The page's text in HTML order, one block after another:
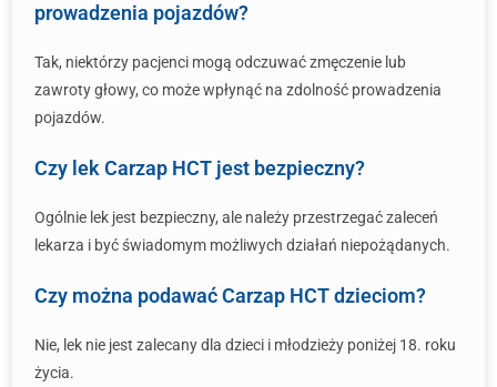
prowadzenia pojazdów?
Tak, niektórzy pacjenci mogą odczuwać zmęczenie lub
zawroty głowy, co może wpłynąć na zdolność prowadzenia
pojazdów.
Czy lek Carzap HCT jest bezpieczny?
Ogólnie lek jest bezpieczny, ale należy przestrzegać zaleceń
lekarza i być świadomym możliwych działań niepożądanych.
Czy można podawać Carzap HCT dzieciom?
Nie, lek nie jest zalecany dla dzieci i młodzieży poniżej 18. roku
życia.